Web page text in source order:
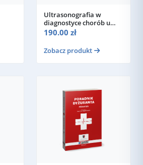
Ultrasonografia w
diagnostyce chorób u
noworodka
190.00 zł
Zobacz produkt